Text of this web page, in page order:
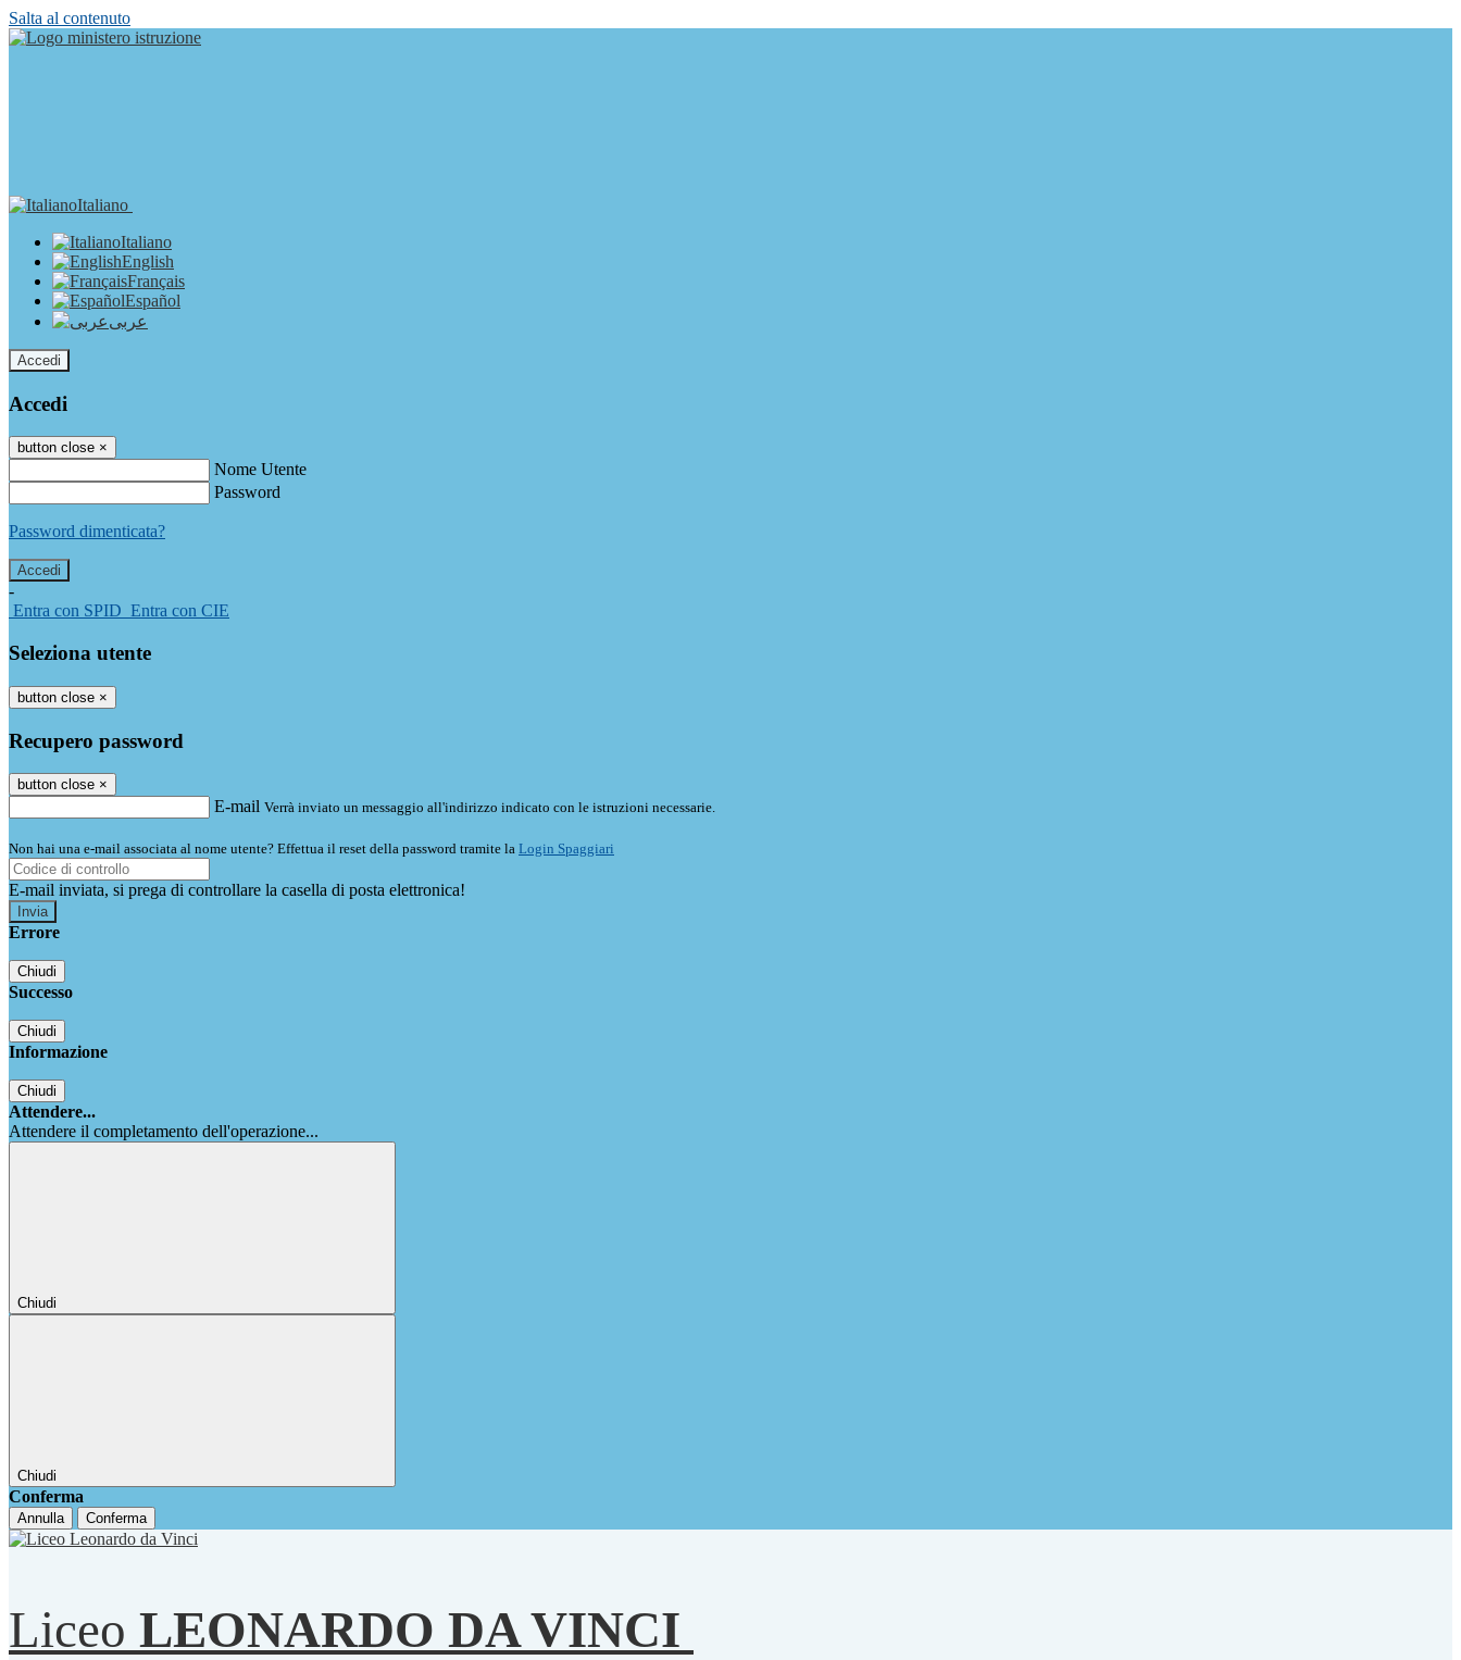
Salta al contenuto
Italiano
Italiano
English
Français
Español
عربى
Accedi
Accedi
button close ×
Nome Utente
Password
Password dimenticata?
-
Entra con SPID Entra con CIE
Seleziona utente
button close ×
Recupero password
button close ×
E-mail Verrà inviato un messaggio all'indirizzo indicato con le istruzioni necessarie.
Non hai una e-mail associata al nome utente? Effettua il reset della password tramite la Login Spaggiari
E-mail inviata, si prega di controllare la casella di posta elettronica!
Errore
Chiudi
Successo
Chiudi
Informazione
Chiudi
Attendere...
Attendere il completamento dell'operazione...
Chiudi
Chiudi
Conferma
Annulla Conferma
Liceo LEONARDO DA VINCI